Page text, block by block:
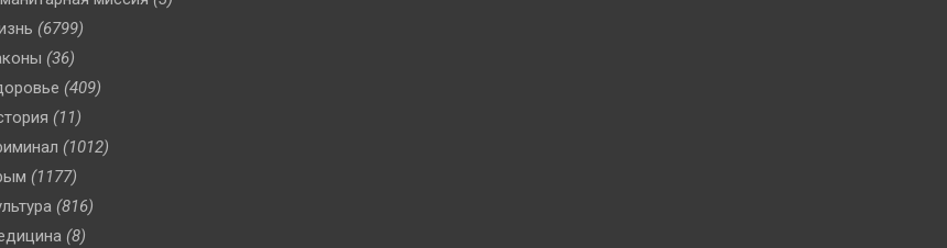
(6799)
(36)
(409)
(11)
(1012)
(1177)
(816)
(8)